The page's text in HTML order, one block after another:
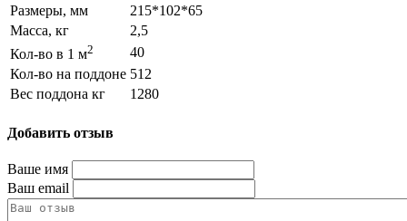
Размеры, мм
215*102*65
Масса, кг
2,5
Кол-во в 1 м2
40
Кол-во на поддоне 512
Вес поддона кг
1280
Добавить отзыв
Ваше имя
Ваш email